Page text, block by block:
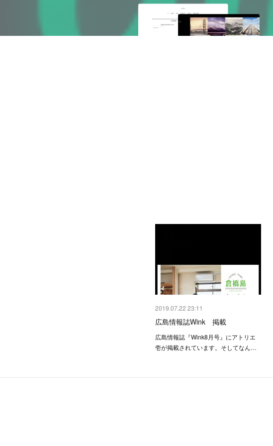
2019.07.22 23:11
広島情報誌Wink 掲載
広島情報誌『Wink8月号』にアトリエ
壱が掲載されています。そしてなん…